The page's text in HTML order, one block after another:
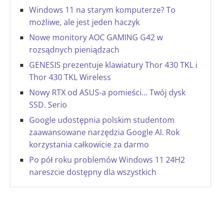
Windows 11 na starym komputerze? To
możliwe, ale jest jeden haczyk
Nowe monitory AOC GAMING G42 w
rozsądnych pieniądzach
GENESIS prezentuje klawiatury Thor 430 TKL i
Thor 430 TKL Wireless
Nowy RTX od ASUS-a pomieści… Twój dysk
SSD. Serio
Google udostępnia polskim studentom
zaawansowane narzędzia Google AI. Rok
korzystania całkowicie za darmo
Po pół roku problemów Windows 11 24H2
nareszcie dostępny dla wszystkich